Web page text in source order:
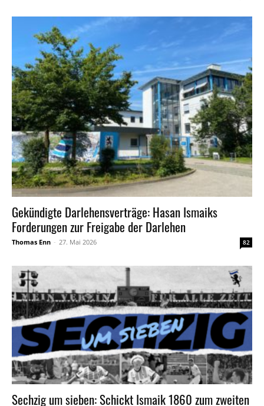
Gekündigte Darlehensverträge: Hasan Ismaiks
Forderungen zur Freigabe der Darlehen
Thomas Enn - 27. Mai 2026 82
Sechzig um sieben: Schickt Ismaik 1860 zum zweiten